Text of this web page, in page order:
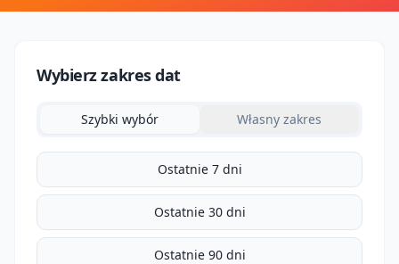
Wybierz zakres dat
Szybki wybór Własny zakres
Ostatnie 7 dni
Ostatnie 30 dni
Ostatnie 90 dni